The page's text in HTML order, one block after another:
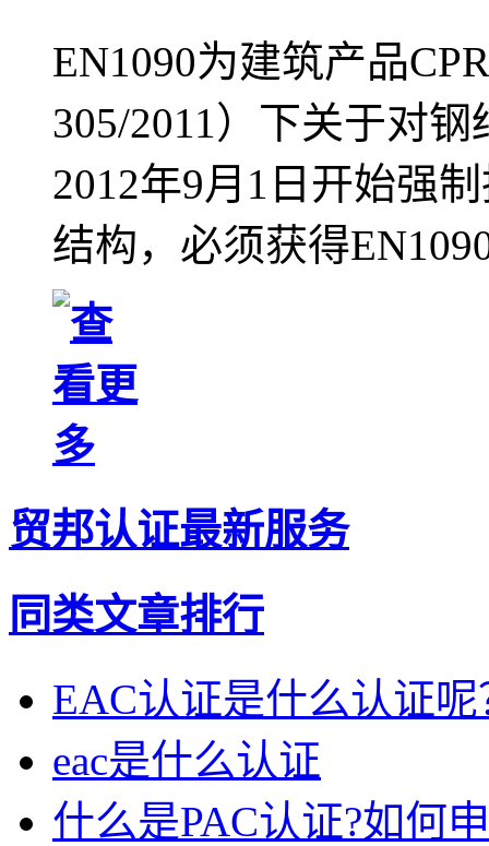
EN1090为建筑产品
305/2011）下关于对
2012年9月1日开始强
结构，必须获得
贸邦认证最新服务
同类文章排行
EAC认证是什么认证呢
eac是什么认证
什么是PAC认证?如何